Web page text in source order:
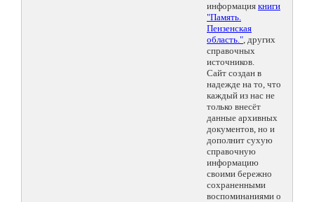
информация книги
"Память.
Пензенская
область.", других
справочных
источников.
Сайт создан в
надежде на то, что
каждый из нас не
только внесёт
данные архивных
документов, но и
дополнит сухую
справочную
информацию
своими бережно
сохраненными
воспоминаниями о